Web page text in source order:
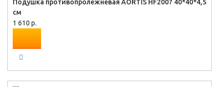
Подушка противопролежневая AORTIS HF2007 40*40*4,5
см
1 610 р.